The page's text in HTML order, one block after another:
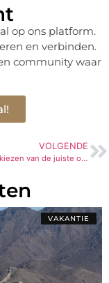
op ons platform.
en verbinden.
community waar
VOLGENDE
Hulp bij het kiezen van de juiste opleiding
VAKANTIE